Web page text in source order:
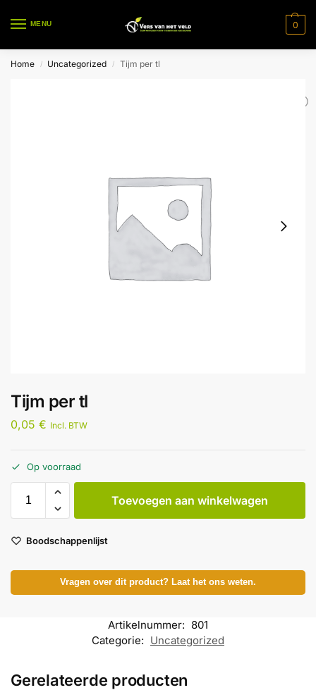
MENU 0
Home / Uncategorized / Tijm per tl
Tijm per tl
0,05 € Incl. BTW
Op voorraad
Toevoegen aan winkelwagen
Boodschappenlijst
Vragen over dit product? Laat het ons weten.
Artikelnummer: 801
Categorie: Uncategorized
Gerelateerde producten